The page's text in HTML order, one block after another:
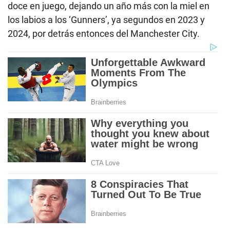
doce en juego, dejando un año más con la miel en
los labios a los ‘Gunners’, ya segundos en 2023 y
2024, por detrás entonces del Manchester City.